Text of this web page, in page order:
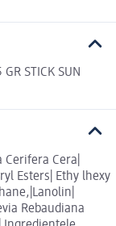
STICK SUN
Cera|
Esters| Ethy lhexy
Rebaudiana